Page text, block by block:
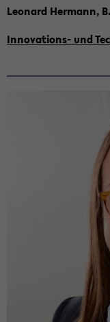
Leo­nard Her­mann,
Innovations-​ und